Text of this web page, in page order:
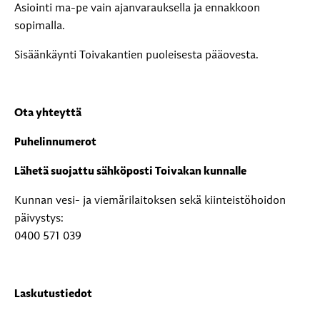
Asiointi ma-pe vain ajanvarauksella ja ennakkoon
sopimalla.
Sisäänkäynti Toivakantien puoleisesta pääovesta.
Ota yhteyttä
Puhelinnumerot
Lähetä suojattu sähköposti Toivakan kunnalle
Kunnan vesi- ja viemärilaitoksen sekä kiinteistöhoidon
päivystys:
0400 571 039
Laskutustiedot